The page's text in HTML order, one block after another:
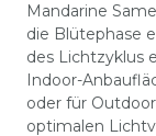
Mandarine
die Blütephase
des Lichtzyklus
Indoor-
oder für
optimalen